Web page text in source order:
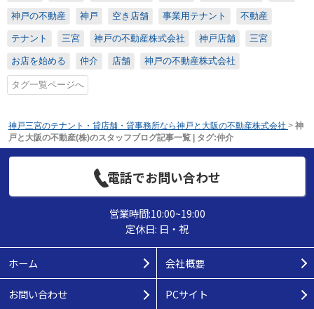
神戸の不動産 神戸 空き店舗 事業用テナント 不動産
テナント 三宮 神戸の不動産株式会社 神戸店舗 三宮
お店を始める 仲介 店舗 神戸の不動産株式会社
タグ一覧ページへ
神戸三宮のテナント・貸店舗・貸事務所なら神戸と大阪の不動産株式会社 > 神
戸と大阪の不動産(株)のスタッフブログ記事一覧 | タグ:仲介
電話でお問い合わせ
営業時間:10:00~19:00
定休日: 日・祝
ホーム 会社概要
お問い合わせ PCサイト